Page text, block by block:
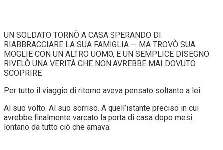
UN SOLDATO TORNÒ A CASA SPERANDO DI
RIABBRACCIARE LA SUA FAMIGLIA — MA TROVÒ SUA
MOGLIE CON UN ALTRO UOMO, E UN SEMPLICE DISEGNO
RIVELÒ UNA VERITÀ CHE NON AVREBBE MAI DOVUTO
SCOPRIRE
Per tutto il viaggio di ritorno aveva pensato soltanto a lei.
Al suo volto. Al suo sorriso. A quell’istante preciso in cui
avrebbe finalmente varcato la porta di casa dopo mesi
lontano da tutto ciò che amava.